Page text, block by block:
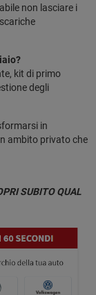
non lasciare i
kit di primo
degli
in
ambito privato che
SUBITO QUAL